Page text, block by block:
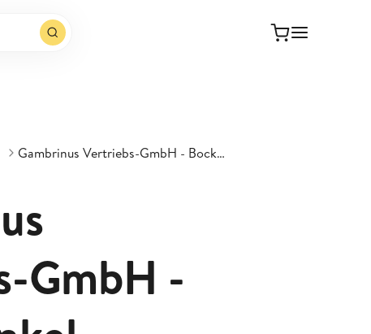
Gambrinus Vertriebs-GmbH - Bock Dunkel
GmbH -